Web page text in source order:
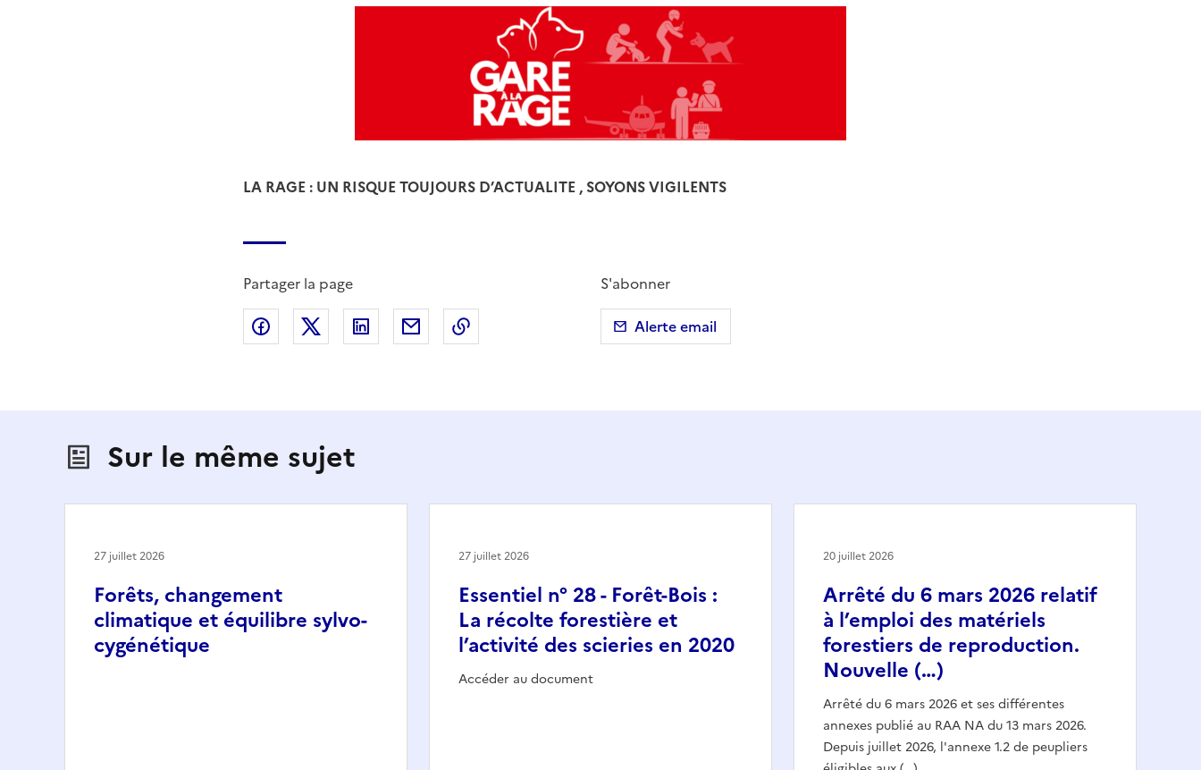
LA RAGE : UN RISQUE TOUJOURS D’ACTUALITE , SOYONS VIGILENTS
Partager la page
Partager sur Facebook
Partager sur X (anciennement Twitter)
Partager sur LinkedIn
Partager par emailCopier dans le presse-papier
S'abonner
Alerte email
Sur le même sujet
Forêts, changement
climatique et équilibre sylvo-
cygénétique
27 juillet 2026
Essentiel n° 28 - Forêt-Bois :
La récolte forestière et
l’activité des scieries en 2020
Accéder au document
27 juillet 2026
Arrêté du 6 mars 2026 relatif
à l’emploi des matériels
forestiers de reproduction.
Nouvelle (…)
Arrêté du 6 mars 2026 et ses différentes
annexes publié au RAA NA du 13 mars 2026.
Depuis juillet 2026, l'annexe 1.2 de peupliers
20 juillet 2026